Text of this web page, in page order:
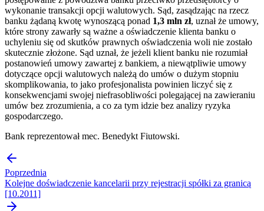
wykonanie transakcji opcji walutowych. Sąd, zasądzając na rzecz
banku żądaną kwotę wynoszącą ponad 1,3 mln zł, uznał że umowy,
które strony zawarły są ważne a oświadczenie klienta banku o
uchyleniu się od skutków prawnych oświadczenia woli nie zostało
skutecznie złożone. Sąd uznał, że jeżeli klient banku nie rozumiał
postanowień umowy zawartej z bankiem, a niewątpliwie umowy
dotyczące opcji walutowych należą do umów o dużym stopniu
skomplikowania, to jako profesjonalista powinien liczyć się z
konsekwencjami swojej niefrasobliwości polegającej na zawieraniu
umów bez zrozumienia, a co za tym idzie bez analizy ryzyka
gospodarczego.
Bank reprezentował mec. Benedykt Fiutowski.
Poprzednia
Kolejne doświadczenie kancelarii przy rejestracji spółki za granicą
[10.2011]